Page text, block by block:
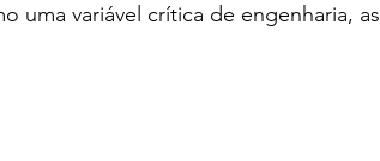
uma variável crítica de engenharia, as